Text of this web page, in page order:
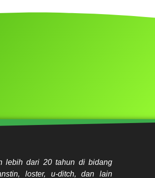
lebih dari 20 tahun di bidang
loster, u-ditch, dan lain